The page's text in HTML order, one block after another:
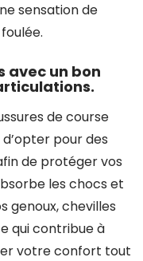
sensation de
avec un bon
de course
pour des
de protéger vos
les chocs et
genoux, chevilles
qui contribue à
votre confort tout